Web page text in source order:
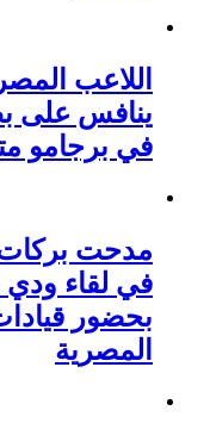
اللاعب
ينافس على
في برجامو
مدحت
في لقاء ودي
بحضور
المصرية